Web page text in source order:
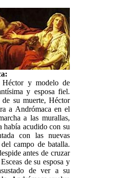
Héctor y modelo de
y esposa fiel.
de su muerte, Héctor
a Andrómaca en el
a las murallas,
había acudido con su
con las nuevas
campo de batalla.
antes de cruzar
de su esposa y
de ver a su